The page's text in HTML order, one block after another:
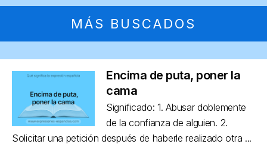
MÁS BUSCADOS
Encima de puta, poner la
cama
Significado: 1. Abusar doblemente
de la confianza de alguien. 2.
Solicitar una petición después de haberle realizado otra ...